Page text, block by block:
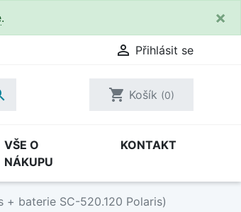
. ×
 Přihlásit se
shopping_cart Košík (0)
VŠE O
NÁKUPU
KONTAKT
+ baterie SC-520.120 Polaris)